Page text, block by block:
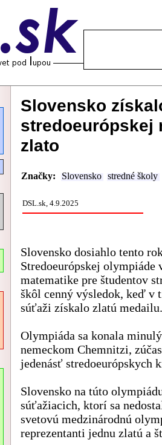
Slovensko
stredoeurópskej
zlato
Značky: Slovensko stredné školy
DSL.sk, 4.9.2025
Slovensko dosiahlo tento
Stredoeurópskej olympiáde
matematike pre študentov
škôl cenný výsledok, keď v
súťaži získalo zlatú medailu.
Olympiáda sa konala
nemeckom Chemnitzi,
jedenásť stredoeurópskych
Slovensko na túto
súťažiacich, ktorí sa
svetovú medzinárodnú
reprezentanti jednu zlatú a